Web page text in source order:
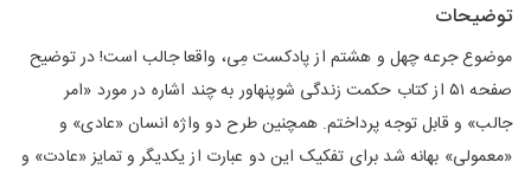
توضیحات
موضوع جرعه چهل و هشتم از پادکست مِی، واقعا جالب است! در توضیح
صفحه ۵۱ از کتاب حکمت زندگی شوپنهاور به چند اشاره در مورد «امر
جالب» و قابل توجه پرداختم. همچنین طرح دو واژه انسان «عادی» و
«معمولی» بهانه شد برای تفکیک این دو عبارت از یکدیگر و تمایز «عادت» و